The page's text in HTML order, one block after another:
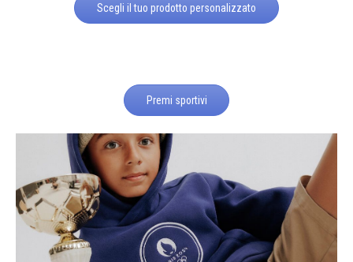
Scegli il tuo prodotto personalizzato
Premi sportivi